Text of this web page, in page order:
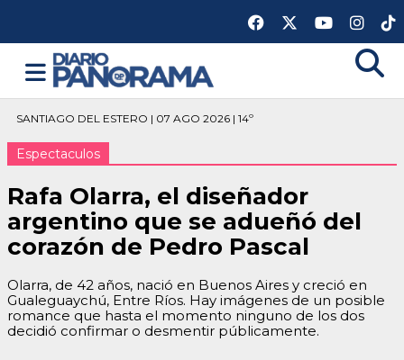
SANTIAGO DEL ESTERO | 07 AGO 2026 | 14º
Espectaculos
Rafa Olarra, el diseñador
argentino que se adueñó del
corazón de Pedro Pascal
Olarra, de 42 años, nació en Buenos Aires y creció en
Gualeguaychú, Entre Ríos. Hay imágenes de un posible
romance que hasta el momento ninguno de los dos
decidió confirmar o desmentir públicamente.